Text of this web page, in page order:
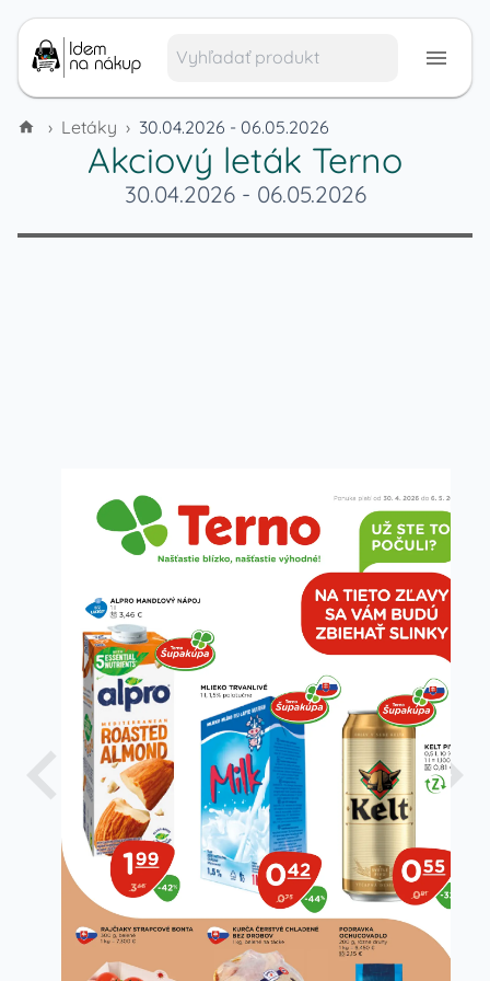
› Letáky › 30.04.2026 - 06.05.2026
Akciový leták Terno
30.04.2026- 06.05.2026